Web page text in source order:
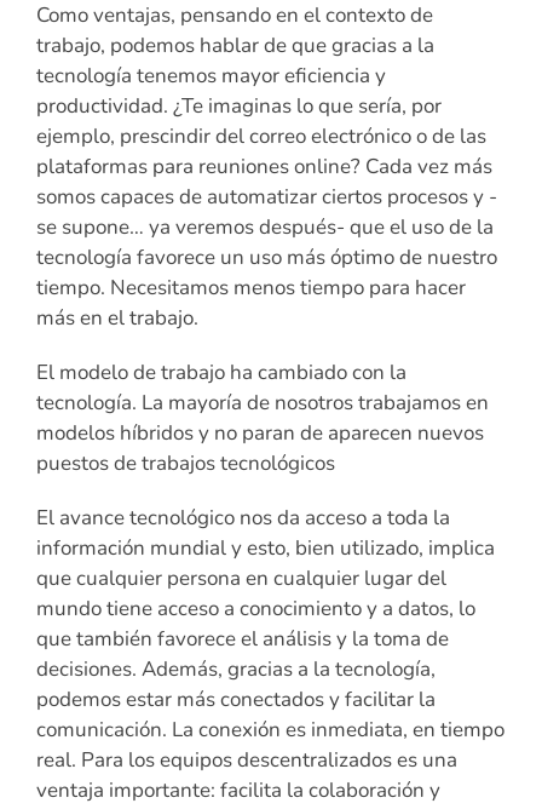
Como ventajas, pensando en el contexto de
trabajo, podemos hablar de que gracias a la
tecnología tenemos mayor eficiencia y
productividad. ¿Te imaginas lo que sería, por
ejemplo, prescindir del correo electrónico o de las
plataformas para reuniones online? Cada vez más
somos capaces de automatizar ciertos procesos y -
se supone… ya veremos después- que el uso de la
tecnología favorece un uso más óptimo de nuestro
tiempo. Necesitamos menos tiempo para hacer
más en el trabajo.
El modelo de trabajo ha cambiado con la
tecnología. La mayoría de nosotros trabajamos en
modelos híbridos y no paran de aparecen nuevos
puestos de trabajos tecnológicos
El avance tecnológico nos da acceso a toda la
información mundial y esto, bien utilizado, implica
que cualquier persona en cualquier lugar del
mundo tiene acceso a conocimiento y a datos, lo
que también favorece el análisis y la toma de
decisiones. Además, gracias a la tecnología,
podemos estar más conectados y facilitar la
comunicación. La conexión es inmediata, en tiempo
real. Para los equipos descentralizados es una
ventaja importante: facilita la colaboración y